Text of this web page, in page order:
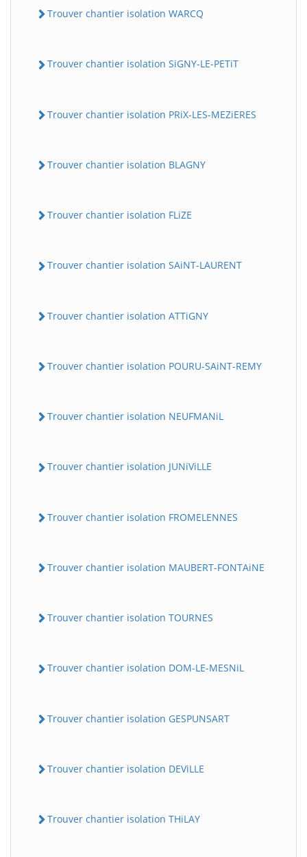
Trouver chantier isolation WARCQ
Trouver chantier isolation SiGNY-LE-PETiT
Trouver chantier isolation PRiX-LES-MEZiERES
Trouver chantier isolation BLAGNY
Trouver chantier isolation FLiZE
Trouver chantier isolation SAiNT-LAURENT
Trouver chantier isolation ATTiGNY
Trouver chantier isolation POURU-SAiNT-REMY
Trouver chantier isolation NEUFMANiL
Trouver chantier isolation JUNiViLLE
Trouver chantier isolation FROMELENNES
Trouver chantier isolation MAUBERT-FONTAiNE
Trouver chantier isolation TOURNES
Trouver chantier isolation DOM-LE-MESNiL
Trouver chantier isolation GESPUNSART
Trouver chantier isolation DEViLLE
Trouver chantier isolation THiLAY